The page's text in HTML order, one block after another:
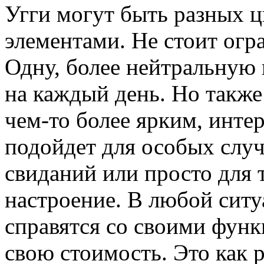
Угги могут быть разных
элементами. Не стоит
Одну, более
на каждый день. Но
чем-то более ярким,
подойдет для особых
свиданий или просто для
настроение. В любой
справятся со своими
свою стоимость. Это как